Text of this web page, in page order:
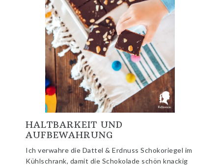
HALTBARKEIT UND
AUFBEWAHRUNG
Ich verwahre die Dattel & Erdnuss Schokoriegel im
Kühlschrank, damit die Schokolade schön knackig